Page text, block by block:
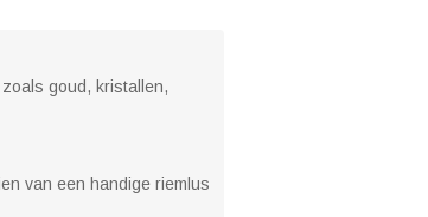
goud, kristallen,
van een handige riemlus